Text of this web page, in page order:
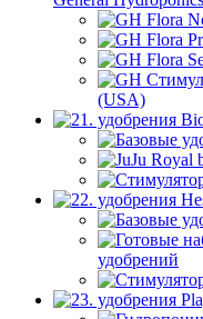
(USA)
удобрений